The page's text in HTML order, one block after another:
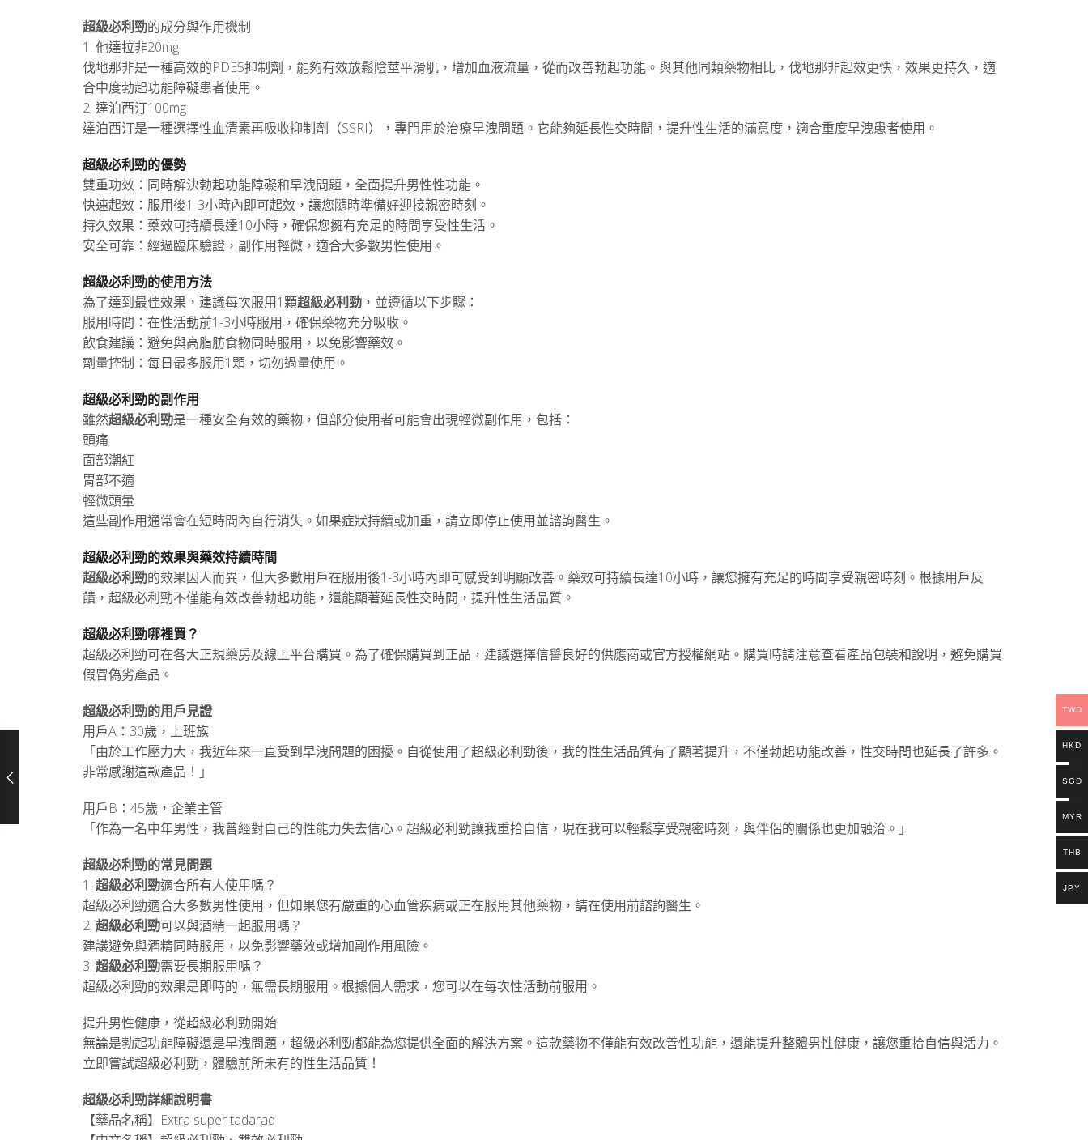
礙
洩
超級必利勁的成分與作用機制
1. 他達拉非20mg
伐地那非是一種高效的PDE5抑制劑，能夠有效放鬆陰莖平滑肌，增加血液流量，從而改善勃起功能。與其他同類藥物相比，伐地那非起效更快，效果更持久，適
合中度勃起功能障礙患者使用。
2. 達泊西汀100mg
達泊西汀是一種選擇性血清素再吸收抑制劑（SSRI），專門用於治療早洩問題。它能夠延長性交時間，提升性生活的滿意度，適合重度早洩患者使用。
超級必利勁的優勢
雙重功效：同時解決勃起功能障礙和早洩問題，全面提升男性性功能。
快速起效：服用後1-3小時內即可起效，讓您隨時準備好迎接親密時刻。
持久效果：藥效可持續長達10小時，確保您擁有充足的時間享受性生活。
安全可靠：經過臨床驗證，副作用輕微，適合大多數男性使用。
超級必利勁的使用方法
為了達到最佳效果，建議每次服用1顆超級必利勁 ，並遵循以下步驟：
服用時間：在性活動前1-3小時服用，確保藥物充分吸收。
飲食建議：避免與高脂肪食物同時服用，以免影響藥效。
劑量控制：每日最多服用1顆，切勿過量使用。
超級必利勁的副作用
雖然超級必利勁是一種安全有效的藥物，但部分使用者可能會出現輕微副作用，包括：
頭痛
面部潮紅
胃部不適
輕微頭暈
這些副作用通常會在短時間內自行消失。如果症狀持續或加重，請立即停止使用並諮詢醫生。
超級必利勁的效果與藥效持續時間
超級必利勁的效果因人而異，但大多數用戶在服用後1-3小時內即可感受到明顯改善。藥效可持續長達10小時，讓您擁有充足的時間享受親密時刻。根據用戶反
饋，超級必利勁不僅能有效改善勃起功能，還能顯著延長性交時間，提升性生活品質。
超級必利勁哪裡買？
超級必利勁可在各大正規藥房及線上平台購買。為了確保購買到正品，建議選擇信譽良好的供應商或官方授權網站。購買時請注意查看產品包裝和說明，避免購買
假冒偽劣產品。
超級必利勁的用戶見證
用戶A：30歲，上班族
「由於工作壓力大，我近年來一直受到早洩問題的困擾。自從使用了超級必利勁後，我的性生活品質有了顯著提升，不僅勃起功能改善，性交時間也延長了許多。
非常感謝這款產品！」
用戶B：45歲，企業主管
「作為一名中年男性，我曾經對自己的性能力失去信心。超級必利勁讓我重拾自信，現在我可以輕鬆享受親密時刻，與伴侶的關係也更加融洽。」
超級必利勁的常見問題
1. 超級必利勁適合所有人使用嗎？
超級必利勁適合大多數男性使用，但如果您有嚴重的心血管疾病或正在服用其他藥物，請在使用前諮詢醫生。
2. 超級必利勁可以與酒精一起服用嗎？
建議避免與酒精同時服用，以免影響藥效或增加副作用風險。
3. 超級必利勁需要長期服用嗎？
超級必利勁的效果是即時的，無需長期服用。根據個人需求，您可以在每次性活動前服用。
提升男性健康，從超級必利勁開始
無論是勃起功能障礙還是早洩問題，超級必利勁都能為您提供全面的解決方案。這款藥物不僅能有效改善性功能，還能提升整體男性健康，讓您重拾自信與活力。
立即嘗試超級必利勁，體驗前所未有的性生活品質！
超級必利勁詳細說明書
【藥品名稱】Extra super tadarad
TWD
HKD
SGD
MYR
THB
JPY